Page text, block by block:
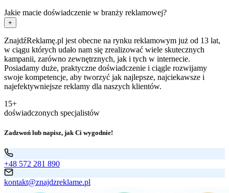
Jakie macie doświadczenie w branży reklamowej?
+
ZnajdźReklamę.pl jest obecne na rynku reklamowym już od 13 lat,
w ciągu których udało nam się zrealizować wiele skutecznych
kampanii, zarówno zewnętrznych, jak i tych w internecie.
Posiadamy duże, praktyczne doświadczenie i ciągle rozwijamy
swoje kompetencje, aby tworzyć jak najlepsze, najciekawsze i
najefektywniejsze reklamy dla naszych klientów.
15+
doświadczonych specjalistów
Zadzwoń lub napisz, jak Ci wygodnie!
+48 572 281 890
kontakt@znajdzreklame.pl